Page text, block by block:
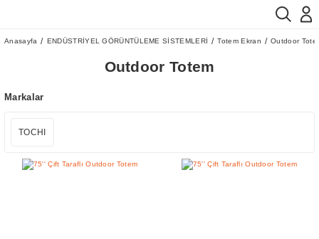
Anasayfa ENDÜSTRİYEL GÖRÜNTÜLEME SİSTEMLERİ Totem Ekran Outdoor
Outdoor Totem
Markalar
TOCHI